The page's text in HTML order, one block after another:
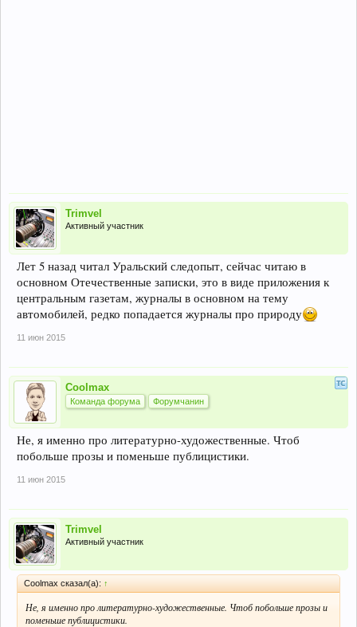
Trimvel
Активный участник
Лет 5 назад читал Уральский следопыт, сейчас читаю в
основном Отечественные записки, это в виде приложения к
центральным газетам, журналы в основном на тему
автомобилей, редко попадается журналы про природу
11 июн 2015
Coolmax
Команда форума Форумчанин
Не, я именно про литературно-художественные. Чтоб
побольше прозы и поменьше публицистики.
11 июн 2015
Trimvel
Активный участник
Coolmax сказал(а): ↑
Не, я именно про литературно-художественные. Чтоб побольше прозы и
поменьше публицистики.